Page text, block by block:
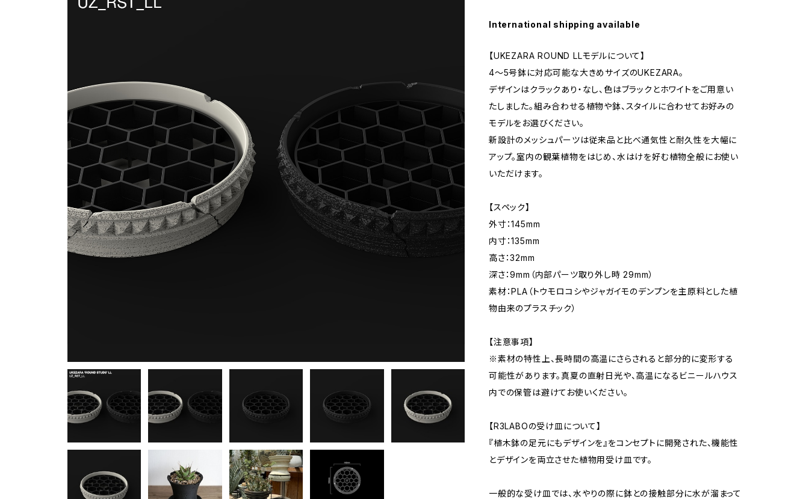
International shipping available
【UKEZARA ROUND LLモデルについて】
4〜5号鉢に対応可能な大きめサイズのUKEZARA。
デザインはクラックあり・なし、色はブラックとホワイトをご用意い
たしました。組み合わせる植物や鉢、スタイルに合わせてお好みの
モデルをお選びください。
新設計のメッシュパーツは従来品と比べ通気性と耐久性を大幅に
アップ。室内の観葉植物をはじめ、水はけを好む植物全般にお使い
いただけます。
【スペック】
外寸：145mm
内寸：135mm
高さ：32mm
深さ：9mm（内部パーツ取り外し時 29mm）
素材：PLA（トウモロコシやジャガイモのデンプンを主原料とした植
物由来のプラスチック）
【注意事項】
※素材の特性上、長時間の高温にさらされると部分的に変形する
可能性があります。真夏の直射日光や、高温になるビニールハウス
内での保管は避けてお使いください。
【R3LABOの受け皿について】
『植木鉢の足元にもデザインを』をコンセプトに開発された、機能性
とデザインを両立させた植物用受け皿です。
一般的な受け皿では、水やりの際に鉢との接触部分に水が溜まって